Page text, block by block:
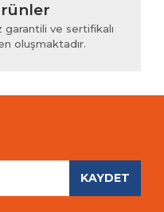
Yaz
garantili ve sertifikalı
oluşmaktadır.
KAYDET